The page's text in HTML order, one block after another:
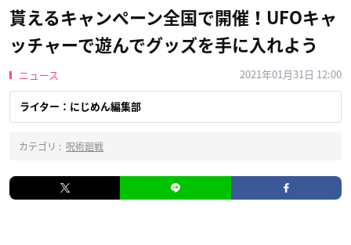
貰えるキャンペーン全国で開催！UFOキャ
ッチャーで遊んでグッズを手に入れよう
ニュース 2021年01月31日 12:00
ライター：にじめん編集部
カテゴリ : 呪術廻戦